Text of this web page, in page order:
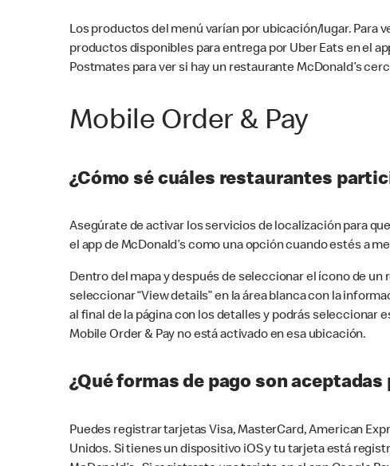
Los productos del menú varían por ubicación/lugar.
productos disponibles para entrega por Uber Eats en el
Postmates para ver si hay un restaurante McDonald’s
Mobile Order & Pay
¿Cómo sé cuáles restaurantes
Asegúrate de activar los servicios de localización para
el app de McDonald’s como una opción cuando estés a
Dentro del mapa y después de seleccionar el ícono de
seleccionar “View details” en la área blanca con la
al final de la página con los detalles y podrás seleccionar
Mobile Order & Pay no está activado en esa ubicación.
¿Qué formas de pago son aceptadas
Puedes registrar tarjetas Visa, MasterCard, American
Unidos. Si tienes un dispositivo iOS y tu tarjeta está